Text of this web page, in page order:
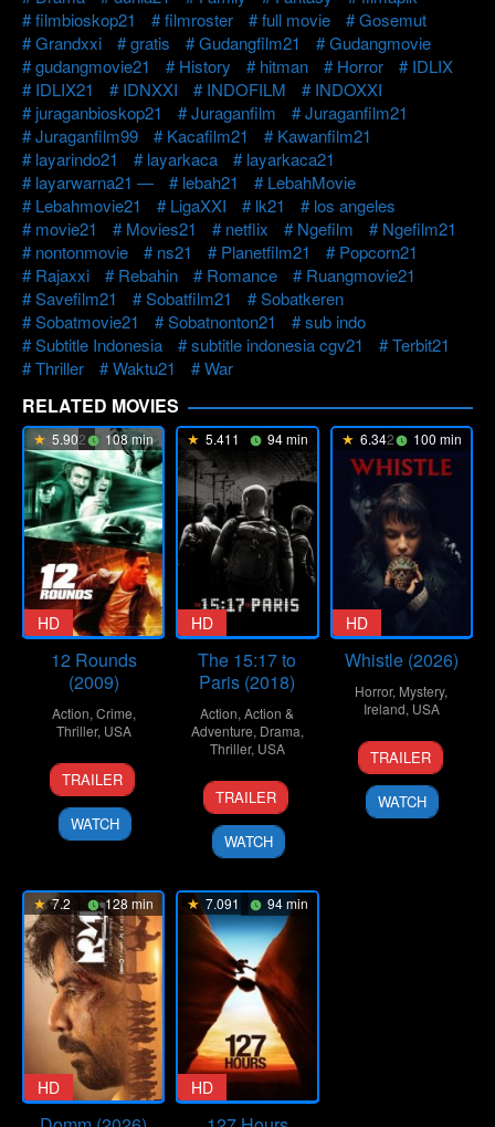
filmbioskop21
filmroster full movie
Gosemut
Grandxxi
gratis Gudangfilm21
Gudangmovie
gudangmovie21
History hitman Horror
IDLIX
IDLIX21
IDNXXI INDOFILM
INDOXXI
juraganbioskop21
Juraganfilm
Juraganfilm21
Juraganfilm99
Kacafilm21
Kawanfilm21
layarindo21
layarkaca
layarkaca21
layarwarna21 —
lebah21
LebahMovie
Lebahmovie21
LigaXXI lk21
los angeles
movie21
Movies21 netflix Ngefilm
Ngefilm21
nontonmovie
ns21 Planetfilm21
Popcorn21
Rajaxxi
Rebahin Romance
Ruangmovie21
Savefilm21
Sobatfilm21
Sobatkeren
Sobatmovie21
Sobatnonton21
sub indo
Subtitle Indonesia
subtitle indonesia cgv21
Terbit21
Thriller
Waktu21 War
RELATED MOVIES
5.902 108 min
HD
12 Rounds
(2009)
Action, Crime,
Thriller, USA
19
Mar
2009
Renny
Harlin
TRAILER
WATCH
5.411 94 min
HD
The 15:17 to
Paris (2018)
Action,Action &
Adventure, Drama,
Thriller, USA
7
Feb
2018
Clint
Eastwood
TRAILER
WATCH
6.342 100 min
HD
Whistle (2026)
Horror, Mystery,
Ireland, USA
20
Jan
2026
Corin
Hardy
TRAILER
WATCH
7.2 128 min
HD
7.091 94 min
HD